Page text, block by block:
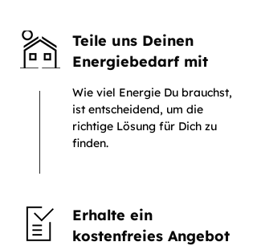
Teile uns Deinen
Energiebedarf mit
Wie viel Energie Du brauchst,
ist entscheidend, um die
richtige Lösung für Dich zu
finden.
Erhalte ein
kostenfreies Angebot